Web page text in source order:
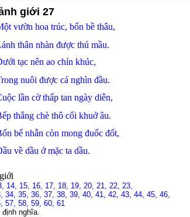
giới 27
vườn hoa trúc, bốn bề thâu,
thân nhàn được thú mầu.
tạc nên ao chín khúc,
nuôi được cá nghìn đầu.
lần cờthấp tan ngày diễn,
thắng chè thô cổi khuởâu.
bể nhẫn còn mong đuốc đốt,
về dầu ởmặc ta dầu.
14, 15, 16, 17, 18, 19, 20, 21, 22, 23,
34, 35, 36, 37, 38, 39, 40, 41, 42, 43, 44, 45, 46,
57, 58, 59, 60, 61
nghĩa.